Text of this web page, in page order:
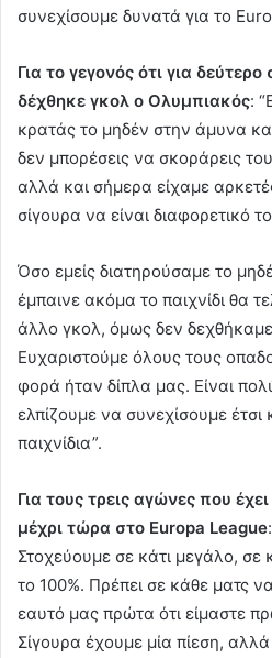
συνεχίσουμε δυνατά για το
Για το γεγονός ότι για
δέχθηκε γκολ ο Ολυμπιακός:
κρατάς το μηδέν στην άμυνα
δεν μπορέσεις να σκοράρεις
αλλά και σήμερα είχαμε
σίγουρα να είναι διαφορετικό
Όσο εμείς διατηρούσαμε το
έμπαινε ακόμα το παιχνίδι θα
άλλο γκολ, όμως δεν
Ευχαριστούμε όλους τους
φορά ήταν δίπλα μας. Είναι
ελπίζουμε να συνεχίσουμε έτσι
παιχνίδια”.
Για τους τρεις αγώνες που
μέχρι τώρα στο Europa League
Στοχεύουμε σε κάτι μεγάλο,
το 100%. Πρέπει σε κάθε ματς
εαυτό μας πρώτα ότι είμαστε
Σίγουρα έχουμε μία πίεση, αλλά